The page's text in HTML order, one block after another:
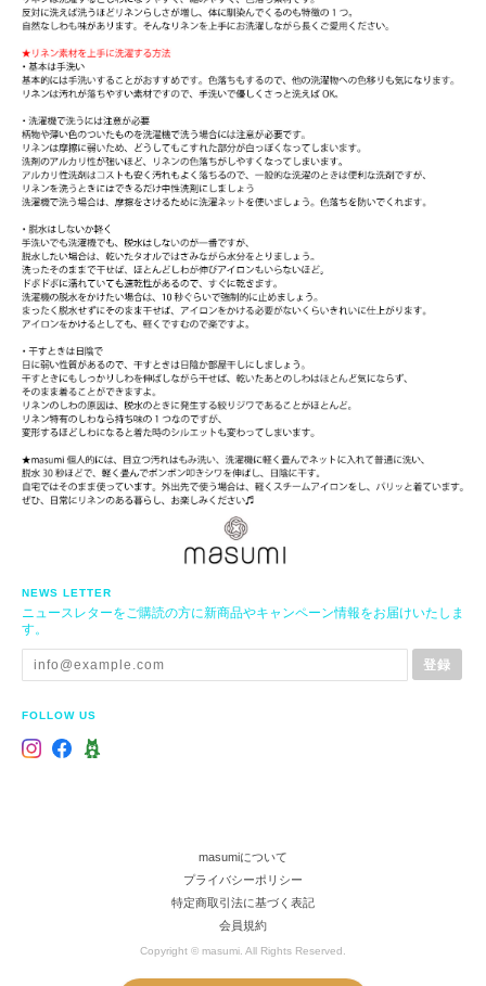
NEWS LETTER
ニュースレターをご購読の方に新商品やキャンペーン情報をお届けいたしま
す。
登録
FOLLOW US
masumiについて
プライバシーポリシー
特定商取引法に基づく表記
会員規約
Copyright © masumi. All Rights Reserved.